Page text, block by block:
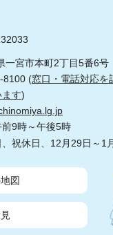
宮市本町2丁目5番6号
8100 (窓口・電話対応を
す)
9時～午後5時
祝休日、12月29日～1
図